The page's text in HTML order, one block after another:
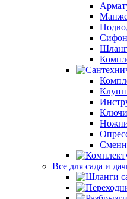
Ключи
Все для сада и